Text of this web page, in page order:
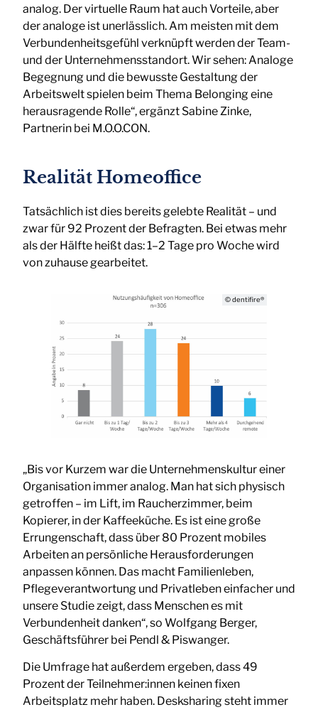
analog. Der virtuelle Raum hat auch Vorteile, aber
der analoge ist unerlässlich. Am meisten mit dem
Verbundenheitsgefühl verknüpft werden der Team-
und der Unternehmensstandort. Wir sehen: Analoge
Begegnung und die bewusste Gestaltung der
Arbeitswelt spielen beim Thema Belonging eine
herausragende Rolle“, ergänzt Sabine Zinke,
Partnerin bei M.O.O.CON.
Realität Homeoffice
Tatsächlich ist dies bereits gelebte Realität – und
zwar für 92 Prozent der Befragten. Bei etwas mehr
als der Hälfte heißt das: 1–2 Tage pro Woche wird
von zuhause gearbeitet.
© dentifire®
„Bis vor Kurzem war die Unternehmenskultur einer
Organisation immer analog. Man hat sich physisch
getroffen – im Lift, im Raucherzimmer, beim
Kopierer, in der Kaffeeküche. Es ist eine große
Errungenschaft, dass über 80 Prozent mobiles
Arbeiten an persönliche Herausforderungen
anpassen können. Das macht Familienleben,
Pflegeverantwortung und Privatleben einfacher und
unsere Studie zeigt, dass Menschen es mit
Verbundenheit danken“, so Wolfgang Berger,
Geschäftsführer bei Pendl & Piswanger.
Die Umfrage hat außerdem ergeben, dass 49
Prozent der Teilnehmer:innen keinen fixen
Arbeitsplatz mehr haben. Desksharing steht immer